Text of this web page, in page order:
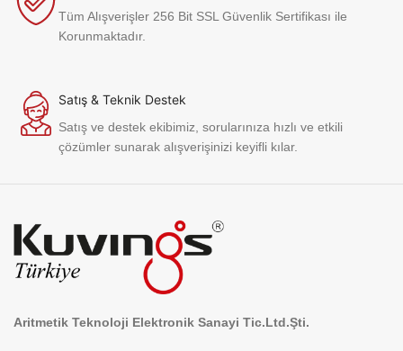
Tüm Alışverişler 256 Bit SSL Güvenlik Sertifikası ile
Korunmaktadır.
Satış & Teknik Destek
Satış ve destek ekibimiz, sorularınıza hızlı ve etkili
çözümler sunarak alışverişinizi keyifli kılar.
Aritmetik Teknoloji Elektronik Sanayi Tic.Ltd.Şti.